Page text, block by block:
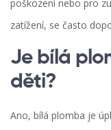
poškození nebo pro
zatížení, se často
Je bílá
děti?
Ano, bílá plomba je